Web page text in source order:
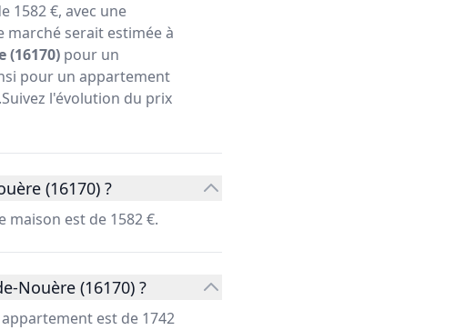
1582 €, avec une
marché serait estimée à
(16170) pour un
pour un appartement
l'évolution du prix
(16170) ?
maison est de 1582 €.
Nouère (16170) ?
est de 1742